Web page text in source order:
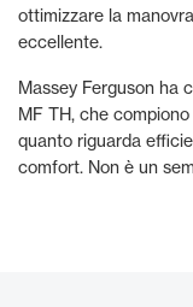
ottimizzare la
eccellente.
Massey Ferguson ha
MF TH, che
quanto riguarda
comfort. Non è un